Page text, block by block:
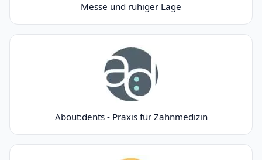
Messe und ruhiger Lage
About:dents - Praxis für Zahnmedizin